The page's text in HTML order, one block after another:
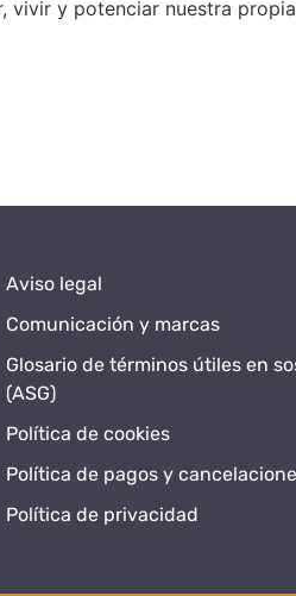
vivir y potenciar nuestra
Aviso legal
Comunicación y marcas
Glosario de términos útiles en
(ASG)
Política de cookies
Política de pagos y
Política de privacidad